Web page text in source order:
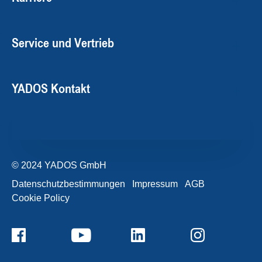
Service und Vertrieb
YADOS Kontakt
© 2024 YADOS GmbH
Datenschutzbestimmungen
Impressum
AGB
Cookie Policy